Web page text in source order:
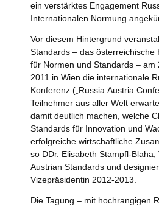
ein verstärktes Engagement
Internationalen Normung
Vor diesem Hintergrund
Standards – das österreichische
für Normen und Standards – am
2011 in Wien die internationale
Konferenz („Russia:Austria
Teilnehmer aus aller Welt
damit deutlich machen, welche
Standards für Innovation und
erfolgreiche wirtschaftliche
so DDr. Elisabeth Stampfl-
Austrian Standards und
Vizepräsidentin 2012-2013.
Die Tagung – mit hochrangigen